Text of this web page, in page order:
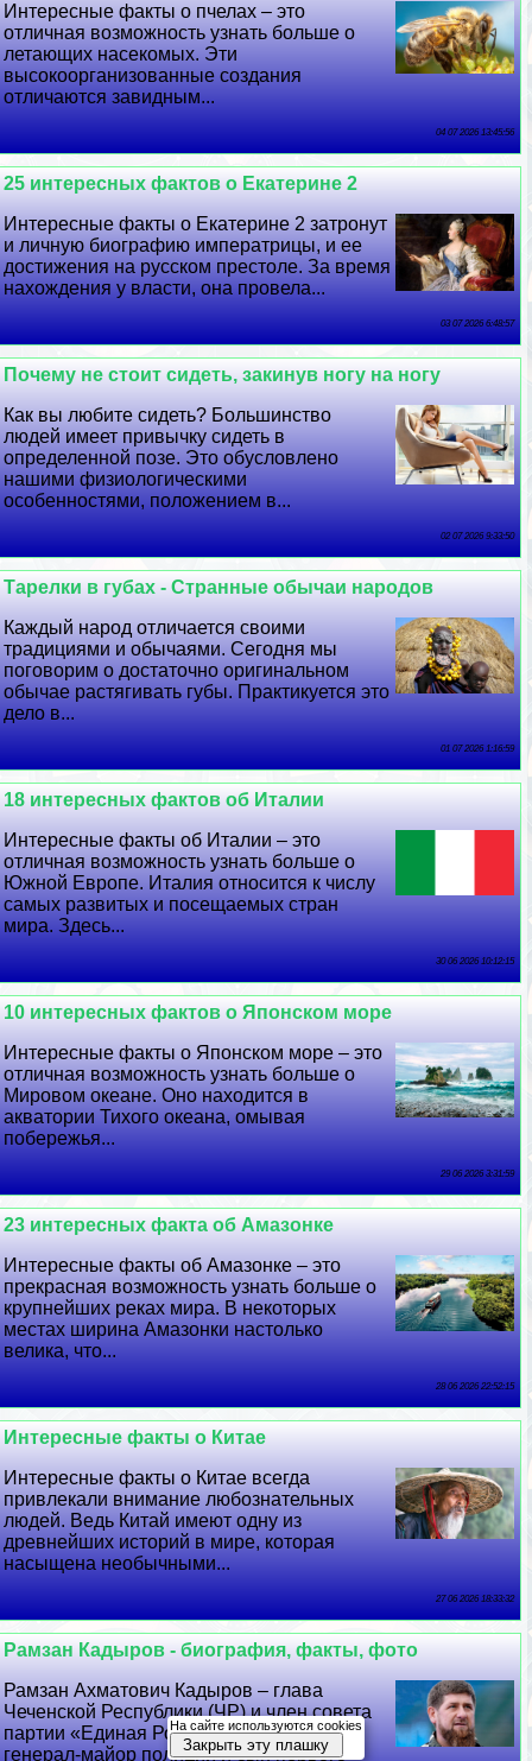
Интересные факты о пчелах – это
отличная возможность узнать больше о
летающих насекомых. Эти
высокоорганизованные создания
отличаются завидным...
04 07 2026 13:45:56
25 интересных фактов о Екатерине 2
Интересные факты о Екатерине 2 затронут
и личную биографию императрицы, и ее
достижения на русском престоле. За время
нахождения у власти, она провела...
03 07 2026 6:48:57
Почему не стоит сидеть, закинув ногу на ногу
Как вы любите сидеть? Большинство
людей имеет привычку сидеть в
определенной позе. Это обусловлено
нашими физиологическими
особенностями, положением в...
02 07 2026 9:33:50
Тарелки в губах - Странные обычаи народов
Каждый народ отличается своими
традициями и обычаями. Сегодня мы
поговорим о достаточно оригинальном
обычае растягивать губы. Пpaктикуется это
дело в...
01 07 2026 1:16:59
18 интересных фактов об Италии
Интересные факты об Италии – это
отличная возможность узнать больше о
Южной Европе. Италия относится к числу
самых развитых и посещаемых стран
мира. Здесь...
30 06 2026 10:12:15
10 интересных фактов о Японском море
Интересные факты о Японском море – это
отличная возможность узнать больше о
Мировом океане. Оно находится в
акватории Тихого океана, омывая
побережья...
29 06 2026 3:31:59
23 интересных факта об Амaзoнке
Интересные факты об Амaзoнке – это
прекрасная возможность узнать больше о
крупнейших реках мира. В некоторых
местах ширина Амaзoнки настолько
велика, что...
28 06 2026 22:52:15
Интересные факты о Китае
Интересные факты о Китае всегда
привлекали внимание любознательных
людей. Ведь Китай имеют одну из
древнейших историй в мире, которая
насыщена необычными...
27 06 2026 18:33:32
Рамзан Кадыров - биография, факты, фото
Рамзан Ахматович Кадыров – глава
Чеченской Республики (ЧР) и члeн совета
партии «Единая Россия». Герой РФ,
генерал-майор полиции и сын первого
На сайте используются cookies
Закрыть эту плашку